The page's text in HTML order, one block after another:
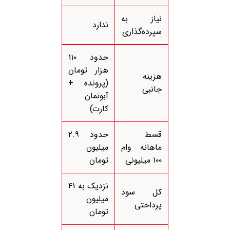
نیاز به
سپرده‌گذاری
ندارد
هزینه
جانبی
حدود ۱۱۰
هزار تومان
(پرونده +
آبونمان
کارت)
قسط
ماهانه وام
۱۰۰ میلیونی
حدود ۲.۹
میلیون
تومان
کل سود
پرداختی
نزدیک به ۴۱
میلیون
تومان